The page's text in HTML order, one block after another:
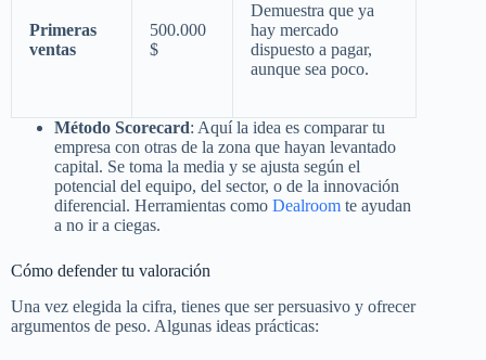
Primeras
ventas
500.000
$
Demuestra que ya
hay mercado
dispuesto a pagar,
aunque sea poco.
Método Scorecard: Aquí la idea es comparar tu
empresa con otras de la zona que hayan levantado
capital. Se toma la media y se ajusta según el
potencial del equipo, del sector, o de la innovación
diferencial. Herramientas como Dealroom te ayudan
a no ir a ciegas.
Cómo defender tu valoración
Una vez elegida la cifra, tienes que ser persuasivo y ofrecer
argumentos de peso. Algunas ideas prácticas: